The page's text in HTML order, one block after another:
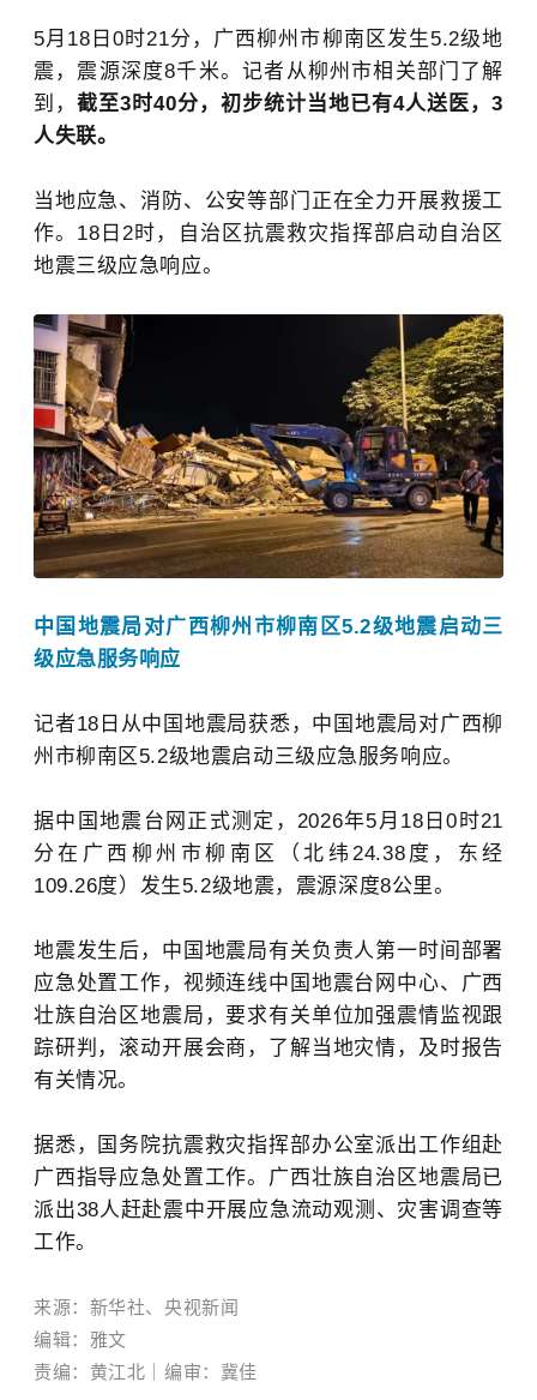
5月18日0时21分，广西柳州市柳南区发生5.2级地
震，震源深度8千米。记者从柳州市相关部门了解
到，截至3时40分，初步统计当地已有4人送医，3
人失联。
当地应急、消防、公安等部门正在全力开展救援工
作。18日2时，自治区抗震救灾指挥部启动自治区
地震三级应急响应。
中国地震局对广西柳州市柳南区5.2级地震启动三
级应急服务响应
记者18日从中国地震局获悉，中国地震局对广西柳
州市柳南区5.2级地震启动三级应急服务响应。
据中国地震台网正式测定，2026年5月18日0时21
分在广西柳州市柳南区（北纬24.38度，东经
109.26度）发生5.2级地震，震源深度8公里。
地震发生后，中国地震局有关负责人第一时间部署
应急处置工作，视频连线中国地震台网中心、广西
壮族自治区地震局，要求有关单位加强震情监视跟
踪研判，滚动开展会商，了解当地灾情，及时报告
有关情况。
据悉，国务院抗震救灾指挥部办公室派出工作组赴
广西指导应急处置工作。广西壮族自治区地震局已
派出38人赶赴震中开展应急流动观测、灾害调查等
工作。
来源： 新华社、央视新闻
编辑：雅文
责编：黄江北｜编审：冀佳